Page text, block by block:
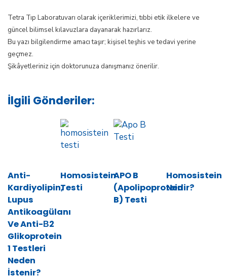
Tetra Tıp Laboratuvarı olarak içeriklerimizi, tıbbi etik ilkelere ve
güncel bilimsel kılavuzlara dayanarak hazırlarız.
Bu yazı bilgilendirme amacı taşır; kişisel teşhis ve tedavi yerine
geçmez.
Şikâyetleriniz için doktorunuza danışmanız önerilir.
İlgili Gönderiler:
Anti-
Kardiyolipin,
Lupus
Antikoagülanı
Ve Anti-Β2
Glikoprotein
1 Testleri
Neden
İstenir?
Homosistein
Testi
APO B
(Apolipoprotein
B) Testi
Homosistein
Nedir?